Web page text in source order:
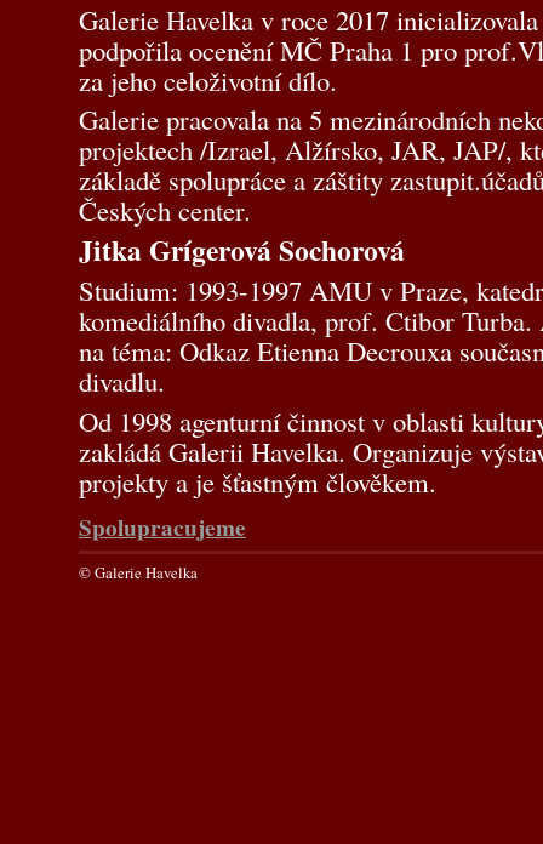
Galerie Havelka v roce 2017
podpořila ocenění MČ Praha 1 pro
za jeho celoživotní dílo.
Galerie pracovala na 5 mezinárodních
projektech /Izrael, Alžírsko, JAR, JAP/,
základě spolupráce a záštity
Českých center.
Jitka Grígerová Sochorová
Studium: 1993-1997 AMU v Praze,
komediálního divadla, prof. Ctibor Turba.
na téma: Odkaz Etienna Decrouxa
divadlu.
Od 1998 agenturní činnost v oblasti
zakládá Galerii Havelka. Organizuje
projekty a je šťastným člověkem.
Spolupracujeme
© Galerie Havelka